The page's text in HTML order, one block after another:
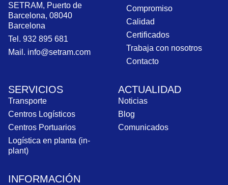
SETRAM, Puerto de
Barcelona, 08040
Barcelona
Tel. 932 895 681
Mail. info@setram.com
Compromiso
Calidad
Certificados
Trabaja con nosotros
Contacto
SERVICIOS
Transporte
Centros Logísticos
Centros Portuarios
Logística en planta (in-
plant)
ACTUALIDAD
Noticias
Blog
Comunicados
INFORMACIÓN